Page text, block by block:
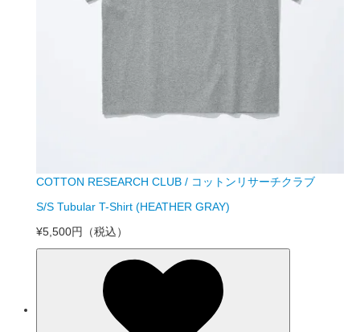
COTTON RESEARCH CLUB / コットンリサーチクラブ
S/S Tubular T-Shirt (HEATHER GRAY)
¥5,500円 （税込）